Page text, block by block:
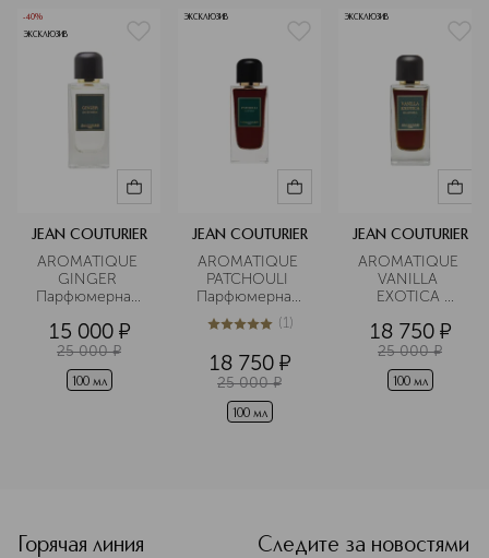
эмоционально насыщенные
характером.
Подробнее
-40%
ЭКСКЛЮЗИВ
JEAN COUTURIER
AROMATIQUE
GINGER
Парфюмерная
15 000 ¤
25 000 ¤
100 мл
ЭКСКЛЮЗИВ
JEAN COUTURIER
AROMATIQUE
PATCHOULI
Парфюмерная
вода
5из 51 (1)
18 750 ¤
25 000 ¤
100 мл
ЭКСКЛЮЗИВ
JEAN COUTURIER
AROMATIQUE
VANILLA
EXOTICA
вода
18 750 ¤
25 000 ¤
100 мл
Горячая линия
Следите за новостями